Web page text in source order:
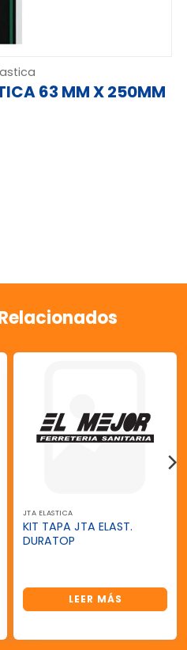
63 MM X 250MM
JTA ELASTICA
KIT TAPA JTA ELAST.
DURATOP
LEER MÁS